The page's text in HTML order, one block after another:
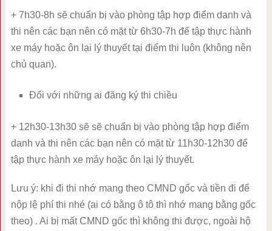
+ 7h30-8h sẽ chuẩn bị vào phòng tập hợp điểm danh và
thi nên các bạn nên có mặt từ 6h30-7h để tập thực hành
xe máy hoặc ôn lại lý thuyết tại điểm thi luôn (không nên
chủ quan).
Đối với những ai đăng ký thi chiều
+ 12h30-13h30 sẽ sẽ chuẩn bị vào phòng tập hợp điểm
danh và thi nên các bạn nên có mặt từ 11h30-12h30 để
tập thực hành xe máy hoặc ôn lại lý thuyết.
Lưu ý: khi đi thi nhớ mang theo CMND gốc và tiền đi để
nộp lệ phí thi nhé (ai có bằng ô tô thì nhớ mang bằng gốc
theo) . Ai bị mất CMND gốc thì không thi được, ngoài hộ